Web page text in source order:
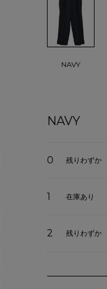
NAVY
NAVY
0 残りわずか
1 在庫あり
2 残りわずか